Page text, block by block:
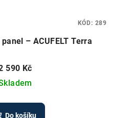
– ACUFELT Terra
590 Kč
Do košíku
KÓD: 289